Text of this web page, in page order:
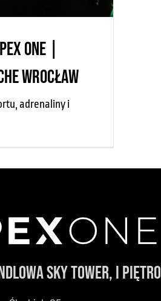
One |
wrocław
adrenaliny i
Sky Tower, I Piętro